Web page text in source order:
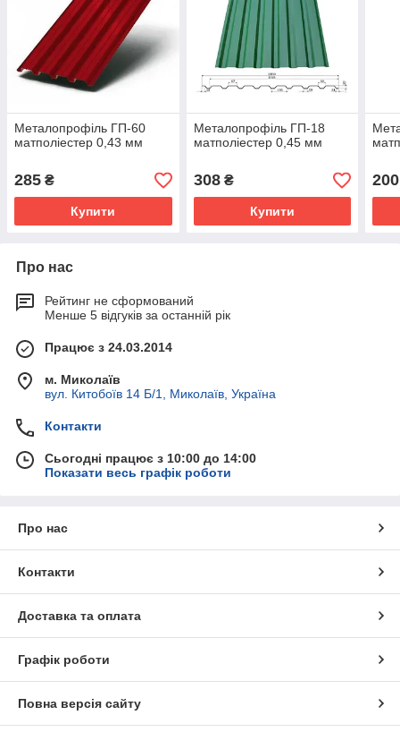
Металопрофіль ГП-60
матполіестер 0,43 мм
285 ₴
Купити
Металопрофіль ГП-18
матполіестер 0,45 мм
308₴
Купити
200
Про нас
Рейтинг не сформований
Менше 5 відгуків за останній рік
Працює з 24.03.2014
м. Миколаїв
вул. Китобоїв 14 Б/1, Миколаїв, Україна
Контакти
Сьогодні працює з 10:00 до 14:00
Показати весь графік роботи
Про нас
Контакти
Доставка та оплата
Графік роботи
Повна версія сайту